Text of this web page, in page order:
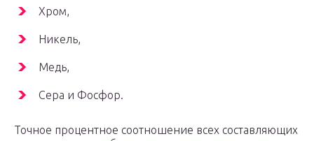
Хром,
Никель,
Медь,
Сера и Фосфор.
Точное процентное соотношение всех составляющих